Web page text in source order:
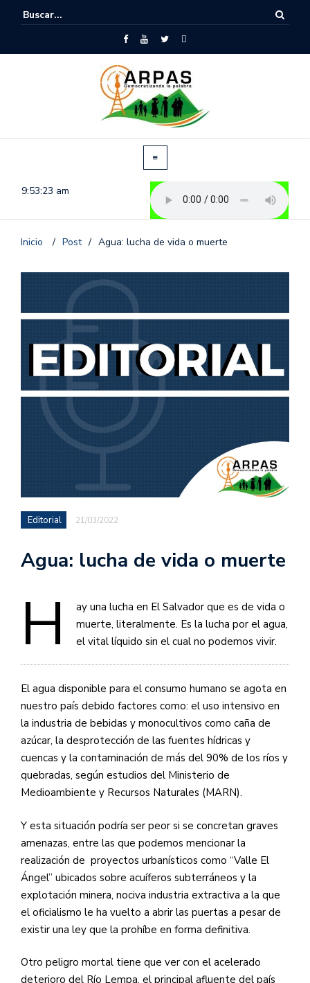
9:53:23 am
Inicio / Post / Agua: lucha de vida o muerte
Editorial 21/03/2022
Agua: lucha de vida o muerte
H
ay una lucha en El Salvador que es de vida o
muerte, literalmente. Es la lucha por el agua,
el vital líquido sin el cual no podemos vivir.
El agua disponible para el consumo humano se agota en
nuestro país debido factores como: el uso intensivo en
la industria de bebidas y monocultivos como caña de
azúcar, la desprotección de las fuentes hídricas y
cuencas y la contaminación de más del 90% de los ríos y
quebradas, según estudios del Ministerio de
Medioambiente y Recursos Naturales (MARN).
Y esta situación podría ser peor si se concretan graves
amenazas, entre las que podemos mencionar la
realización de proyectos urbanísticos como “Valle El
Ángel” ubicados sobre acuíferos subterráneos y la
explotación minera, nociva industria extractiva a la que
el oficialismo le ha vuelto a abrir las puertas a pesar de
existir una ley que la prohíbe en forma definitiva.
Otro peligro mortal tiene que ver con el acelerado
deterioro del Río Lempa, el principal afluente del país